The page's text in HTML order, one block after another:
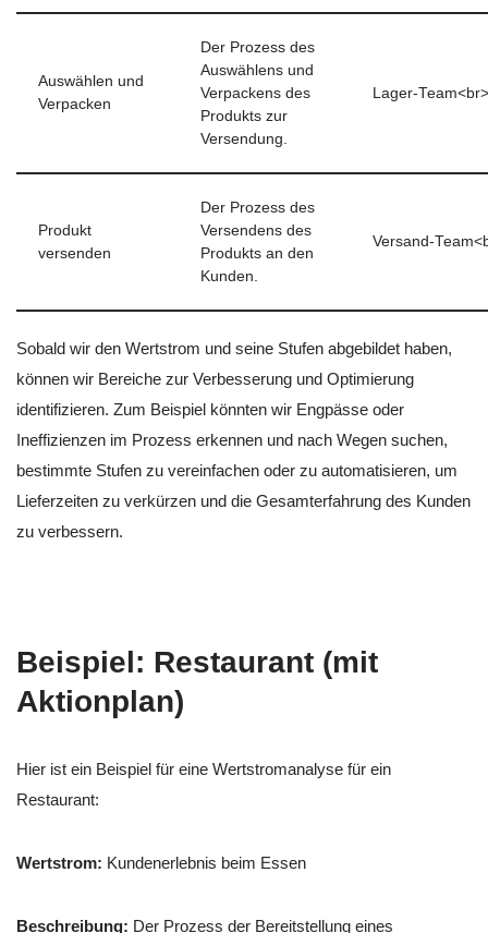
Auswählen und
Verpacken
Der Prozess des
Auswählens und
Verpackens des
Produkts zur
Versendung.
Lager-
Produkt
versenden
Der Prozess des
Versendens des
Produkts an den
Kunden.
Versand-
Sobald wir den Wertstrom und seine Stufen abgebildet haben,
können wir Bereiche zur Verbesserung und Optimierung
identifizieren. Zum Beispiel könnten wir Engpässe oder
Ineffizienzen im Prozess erkennen und nach Wegen suchen,
bestimmte Stufen zu vereinfachen oder zu automatisieren, um
Lieferzeiten zu verkürzen und die Gesamterfahrung des Kunden
zu verbessern.
Beispiel: Restaurant (mit
Aktionplan)
Hier ist ein Beispiel für eine Wertstromanalyse für ein
Restaurant:
Wertstrom: Kundenerlebnis beim Essen
Beschreibung: Der Prozess der Bereitstellung eines